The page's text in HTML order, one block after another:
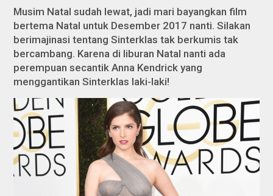
Musim Natal sudah lewat, jadi mari bayangkan film
bertema Natal untuk Desember 2017 nanti. Silakan
berimajinasi tentang Sinterklas tak berkumis tak
bercambang. Karena di liburan Natal nanti ada
perempuan secantik Anna Kendrick yang
menggantikan Sinterklas laki-laki!